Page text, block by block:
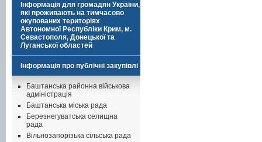
Інформація для громадян України,
які проживають на тимчасово
окупованих територіях
Автономної Республіки Крим, м.
Севастополя, Донецької та
Луганської областей
Інформація про публічні закупівлі
Баштанська районна військова
адміністрація
Баштанська міська рада
Березнегуватська селищна
рада
Вільнозапорізька сільська рада